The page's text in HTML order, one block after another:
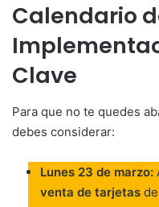
Calendario
Clave
Para que no te quedes
debes considerar:
Lunes 23 de marzo:
venta de tarjetas